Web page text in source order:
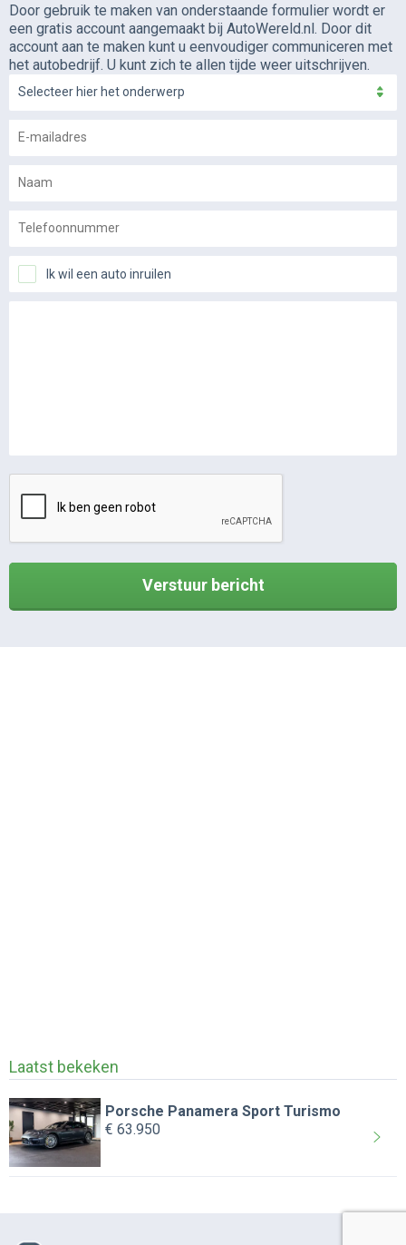
Door gebruik te maken van onderstaande formulier wordt er
een gratis account aangemaakt bij AutoWereld.nl. Door dit
account aan te maken kunt u eenvoudiger communiceren met
het autobedrijf. U kunt zich te allen tijde weer uitschrijven.
Selecteer hier het onderwerp
Ik wil een auto inruilen
Verstuur bericht
Laatst bekeken
Porsche Panamera Sport Turismo
€ 63.950